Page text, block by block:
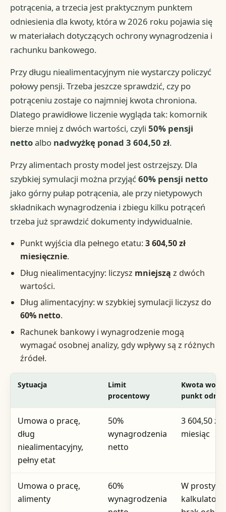
potrącenia, a trzecia jest praktycznym punktem
odniesienia dla kwoty, która w 2026 roku pojawia się
w materiałach dotyczących ochrony wynagrodzenia i
rachunku bankowego.
Przy długu niealimentacyjnym nie wystarczy policzyć
połowy pensji. Trzeba jeszcze sprawdzić, czy po
potrąceniu zostaje co najmniej kwota chroniona.
Dlatego prawidłowe liczenie wygląda tak: komornik
bierze mniej z dwóch wartości, czyli50% pensji
nettoalbo nadwyżkę ponad 3 604,50 zł.
Przy alimentach prosty model jest ostrzejszy. Dla
szybkiej symulacji można przyjąć60% pensji netto
jako górny pułap potrącenia, ale przy nietypowych
składnikach wynagrodzenia i zbiegu kilku potrąceń
trzeba już sprawdzić dokumenty indywidualnie.
Punkt wyjścia dla pełnego etatu: 3 604,50 zł
miesięcznie.
Dług niealimentacyjny: liczysz mniejszą z dwóch
wartości.
Dług alimentacyjny: w szybkiej symulacji liczysz do
60% netto.
Rachunek bankowy i wynagrodzenie mogą
wymagać osobnej analizy, gdy wpływy są z różnych
źródeł.
Sytuacja
Limit
procentowy
Kwota
punkt
Umowa o pracę,
dług
niealimentacyjny,
pełny etat
50%
wynagrodzenia
netto
3 604,50 zł /
miesiąc
Umowa o pracę,
alimenty
60%
wynagrodzenia
W prostym